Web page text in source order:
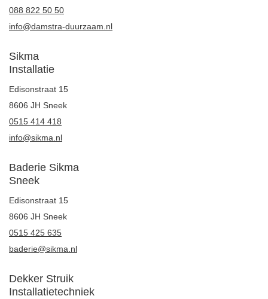
088 822 50 50
info@damstra-duurzaam.nl
Sikma
Installatie
Edisonstraat 15
8606 JH Sneek
0515 414 418
info@sikma.nl
Baderie Sikma
Sneek
Edisonstraat 15
8606 JH Sneek
0515 425 635
baderie@sikma.nl
Dekker Struik
Installatietechniek